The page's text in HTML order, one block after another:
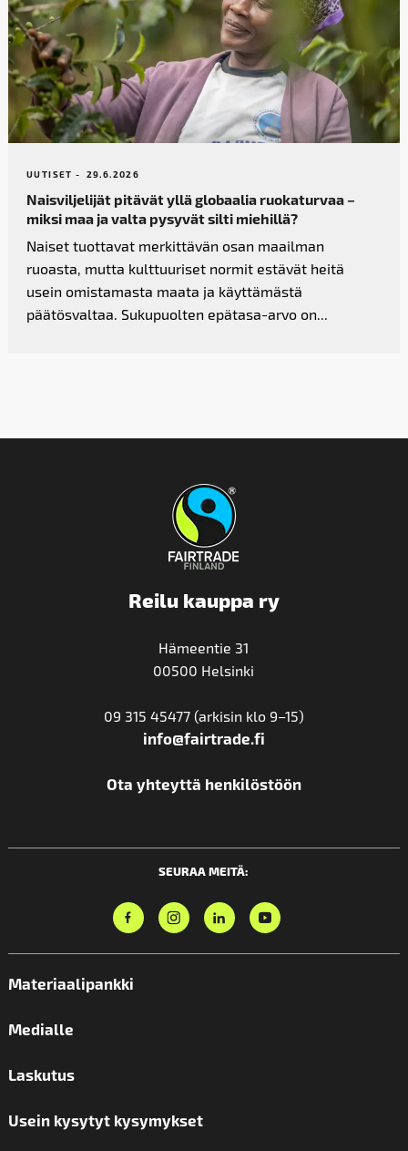
UUTISET - 29.6.2026
Naisviljelijät pitävät yllä globaalia ruokaturvaa –
miksi maa ja valta pysyvät silti miehillä?
Naiset tuottavat merkittävän osan maailman
ruoasta, mutta kulttuuriset normit estävät heitä
usein omistamasta maata ja käyttämästä
päätösvaltaa. Sukupuolten epätasa-arvo on...
Reilu kauppa ry
Hämeentie 31
00500 Helsinki
09 315 45477 (arkisin klo 9–15)
info@fairtrade.fi
Ota yhteyttä henkilöstöön
SEURAA MEITÄ:
Materiaalipankki
Medialle
Laskutus
Usein kysytyt kysymykset